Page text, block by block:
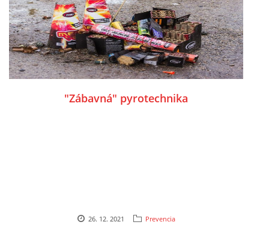
© 2026 eStránky.sk| Aktualizované 22. 7. 2026
TASR to uviedla riaditeľka sekcie ochrany
prírody a krajiny Štátnej ochrany prírody (ŠOP)
SR Marta Mútňanová.
"Zábavná" pyrotechnika
26. 12. 2021 Prevencia